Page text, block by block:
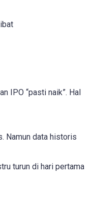
IPO “pasti naik”. Hal
Namun data historis
turun di hari pertama